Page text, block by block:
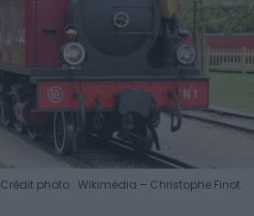
Crédit photo : Wikimédia – Christophe.Finot